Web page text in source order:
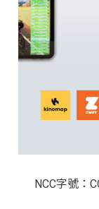
NCC字號：